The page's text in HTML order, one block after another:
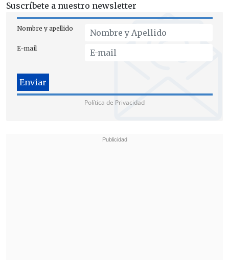
Suscríbete a nuestro newsletter
Nombre y apellido
E-mail
Política de Privacidad